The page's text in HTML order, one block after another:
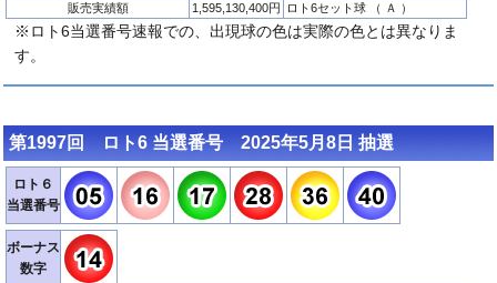
販売実績額
1,595,130,400円 ロト6セット球 （ Ａ ）
※ロト6当選番号速報での、出現球の色は実際の色とは異なりま
す。
第1997回 ロト6 当選番号 2025年5月8日 抽選
ロト６
当選番号
ボーナス
数字